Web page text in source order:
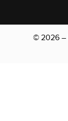
© 2026 –